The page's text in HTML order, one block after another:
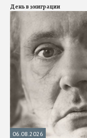
День в эмиграции
06.08.2026